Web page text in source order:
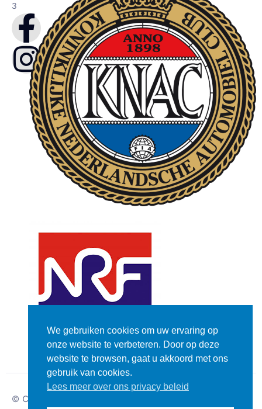
3
© Copyright – Dutch
We gebruiken cookies om uw ervaring op
onze website te verbeteren. Door op deze
website te browsen, gaat u akkoord met ons
gebruik van cookies.
Lees meer over ons privacy beleid